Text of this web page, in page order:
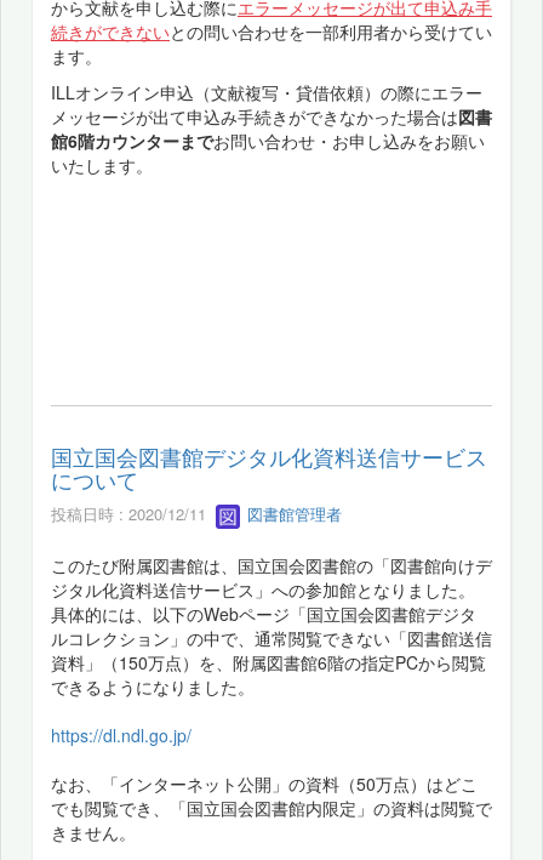
から文献を申し込む際にエラーメッセージが出て申込み手
続きができないとの問い合わせを一部利用者から受けてい
ます。
ILLオンライン申込（文献複写・貸借依頼）の際にエラー
メッセージが出て申込み手続きができなかった場合は図書
館6階カウンターまでお問い合わせ・お申し込みをお願い
いたします。
国立国会図書館デジタル化資料送信サービス
について
投稿日時 : 2020/12/11 図書館管理者
このたび附属図書館は、国立国会図書館の「図書館向けデ
ジタル化資料送信サービス」への参加館となりました。
具体的には、以下のWebページ「国立国会図書館デジタ
ルコレクション」の中で、通常閲覧できない「図書館送信
資料」（150万点）を、附属図書館6階の指定PCから閲覧
できるようになりました。
https://dl.ndl.go.jp/
なお、「インターネット公開」の資料（50万点）はどこ
でも閲覧でき、「国立国会図書館内限定」の資料は閲覧で
きません。